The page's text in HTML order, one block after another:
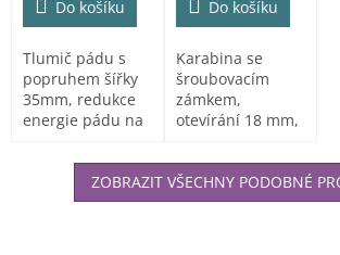
Do košíku
Tlumič pádu s
popruhem šířky
35mm, redukce
energie pádu na
polyamidové...
Do košíku
Karabina se
šroubovacím
zámkem,
otevírání 18 mm,
mm.
ZOBRAZIT VŠECHNY PODOBNÉ